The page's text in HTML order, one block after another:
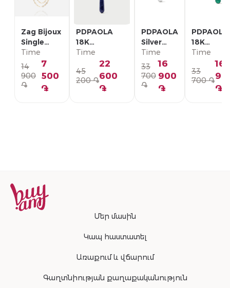
Zag Bijoux
Single
Earring/
SLA22993-
01WHT
Time
14
900
֏
7
500
֏
PDPAOLA
18K
Позолоченная
Серебряная
Моно-серьга/
PG01-336-U
Time
45
200 ֏
22
600
֏
PDPAOLA
Silver
Single
Earring/
PG02-
092-U
Time
33
700
֏
16
900
֏
PDPAOLA
18K
Моно-
PG01-
Time
33
700 ֏
16
֏
Մեր մասին
Կապ հաստատել
Առաքում և վճարում
Գաղտնիության քաղաքականություն